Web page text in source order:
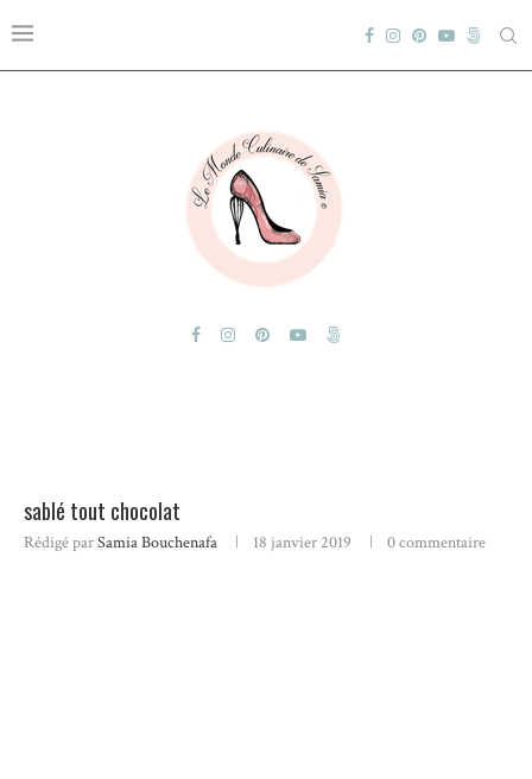
sablé tout chocolat
Rédigé parSamia Bouchenafa 18 janvier 2019 0 commentaire